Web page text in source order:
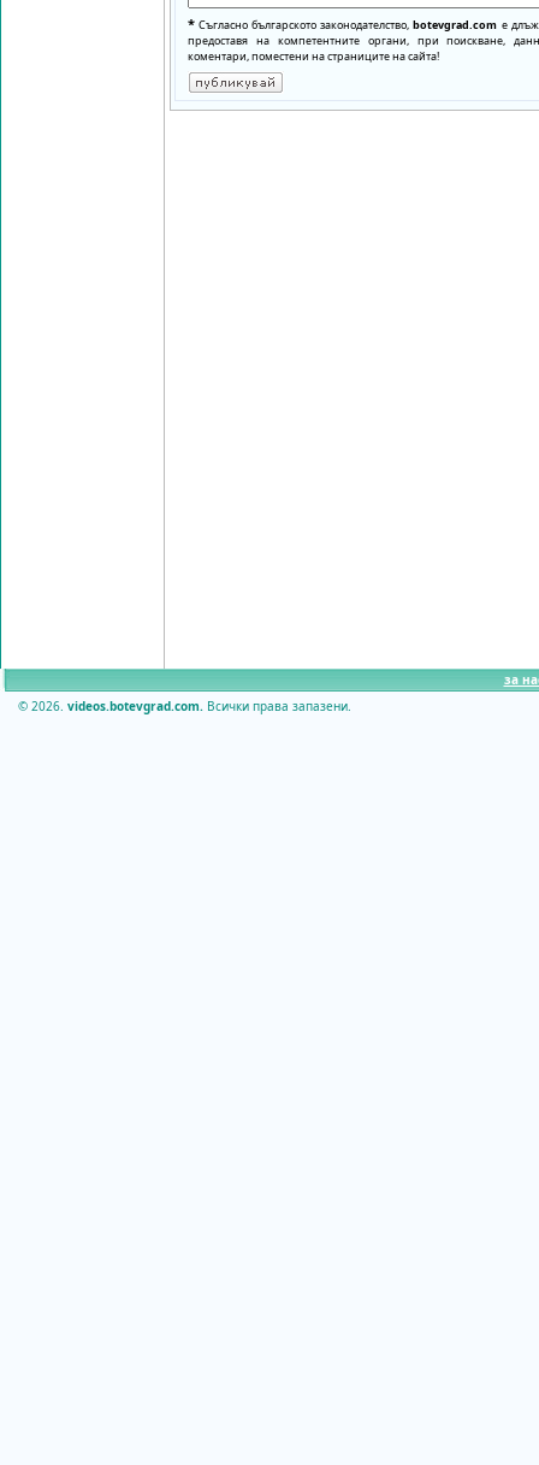
* Съгласно българското законодателство,botevgrad.com е
предоставя на компетентните органи, при поискване,
коментари, поместени на страниците на сайта!
за
© 2026. videos.botevgrad.com. Всички права запазени.